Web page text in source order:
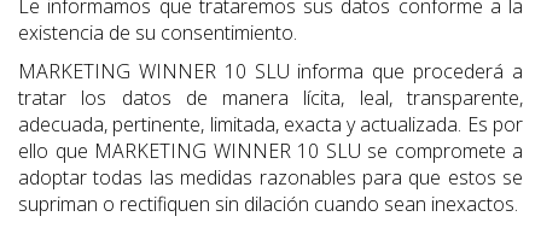
Le informamos que trataremos sus datos conforme a la
existencia de su consentimiento.
MARKETING WINNER 10 SLU informa que procederá a
tratar los datos de manera lícita, leal, transparente,
adecuada, pertinente, limitada, exacta y actualizada. Es por
ello que MARKETING WINNER 10 SLU se compromete a
adoptar todas las medidas razonables para que estos se
supriman o rectifiquen sin dilación cuando sean inexactos.